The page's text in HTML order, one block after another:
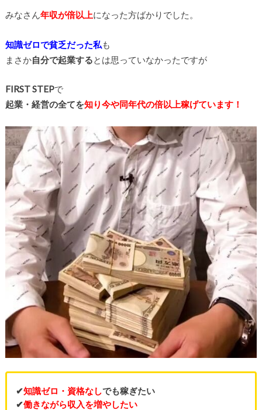
みなさん年収が倍以上になった方ばかりでした。
知識ゼロで貧乏だった私も
まさか自分で起業する とは思っていなかったですが
FIRST STEPで
起業・経営の全てを知り今や同年代の倍以上稼げています！
✔知識ゼロ・資格なしでも稼ぎたい
✔働きながら収入を増やしたい